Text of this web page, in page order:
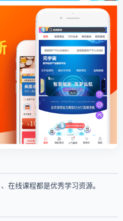
在线课程都是优秀学习资源。